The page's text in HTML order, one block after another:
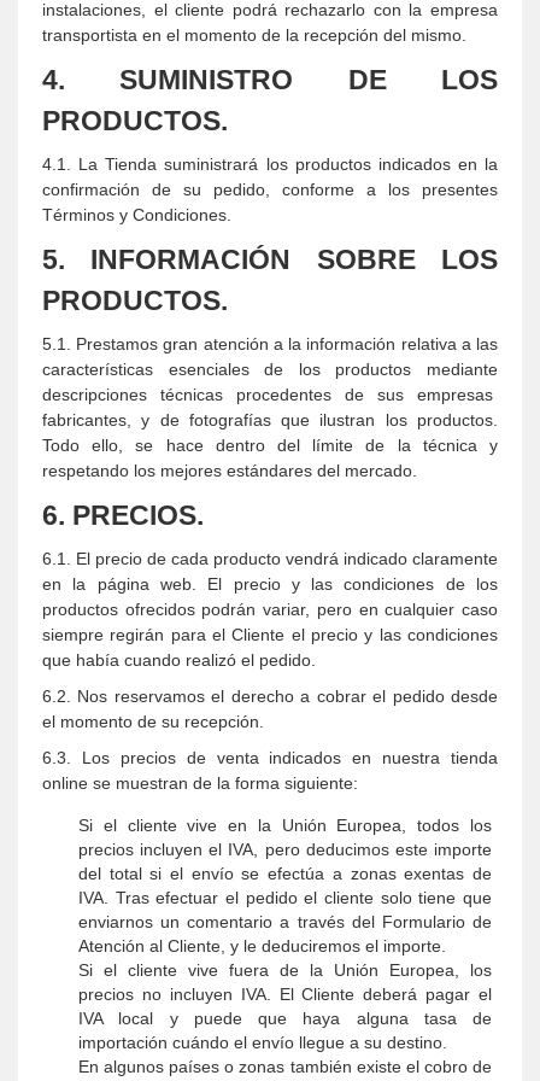
instalaciones, el cliente podrá rechazarlo con la empresa
transportista en el momento de la recepción del mismo.
4. SUMINISTRO DE LOS
PRODUCTOS.
4.1. La Tienda suministrará los productos indicados en la
confirmación de su pedido, conforme a los presentes
Términos y Condiciones.
5. INFORMACIÓN SOBRE LOS
PRODUCTOS.
5.1. Prestamos gran atención a la información relativa a las
características esenciales de los productos mediante
descripciones técnicas procedentes de sus empresas
fabricantes, y de fotografías que ilustran los productos.
Todo ello, se hace dentro del límite de la técnica y
respetando los mejores estándares del mercado.
6. PRECIOS.
6.1. El precio de cada producto vendrá indicado claramente
en la página web. El precio y las condiciones de los
productos ofrecidos podrán variar, pero en cualquier caso
siempre regirán para el Cliente el precio y las condiciones
que había cuando realizó el pedido.
6.2. Nos reservamos el derecho a cobrar el pedido desde
el momento de su recepción.
6.3. Los precios de venta indicados en nuestra tienda
online se muestran de la forma siguiente:
Si el cliente vive en la Unión Europea, todos los
precios incluyen el IVA, pero deducimos este importe
del total si el envío se efectúa a zonas exentas de
IVA. Tras efectuar el pedido el cliente solo tiene que
enviarnos un comentario a través del Formulario de
Atención al Cliente, y le deduciremos el importe.
Si el cliente vive fuera de la Unión Europea, los
precios no incluyen IVA. El Cliente deberá pagar el
IVA local y puede que haya alguna tasa de
importación cuándo el envío llegue a su destino.
En algunos países o zonas también existe el cobro de